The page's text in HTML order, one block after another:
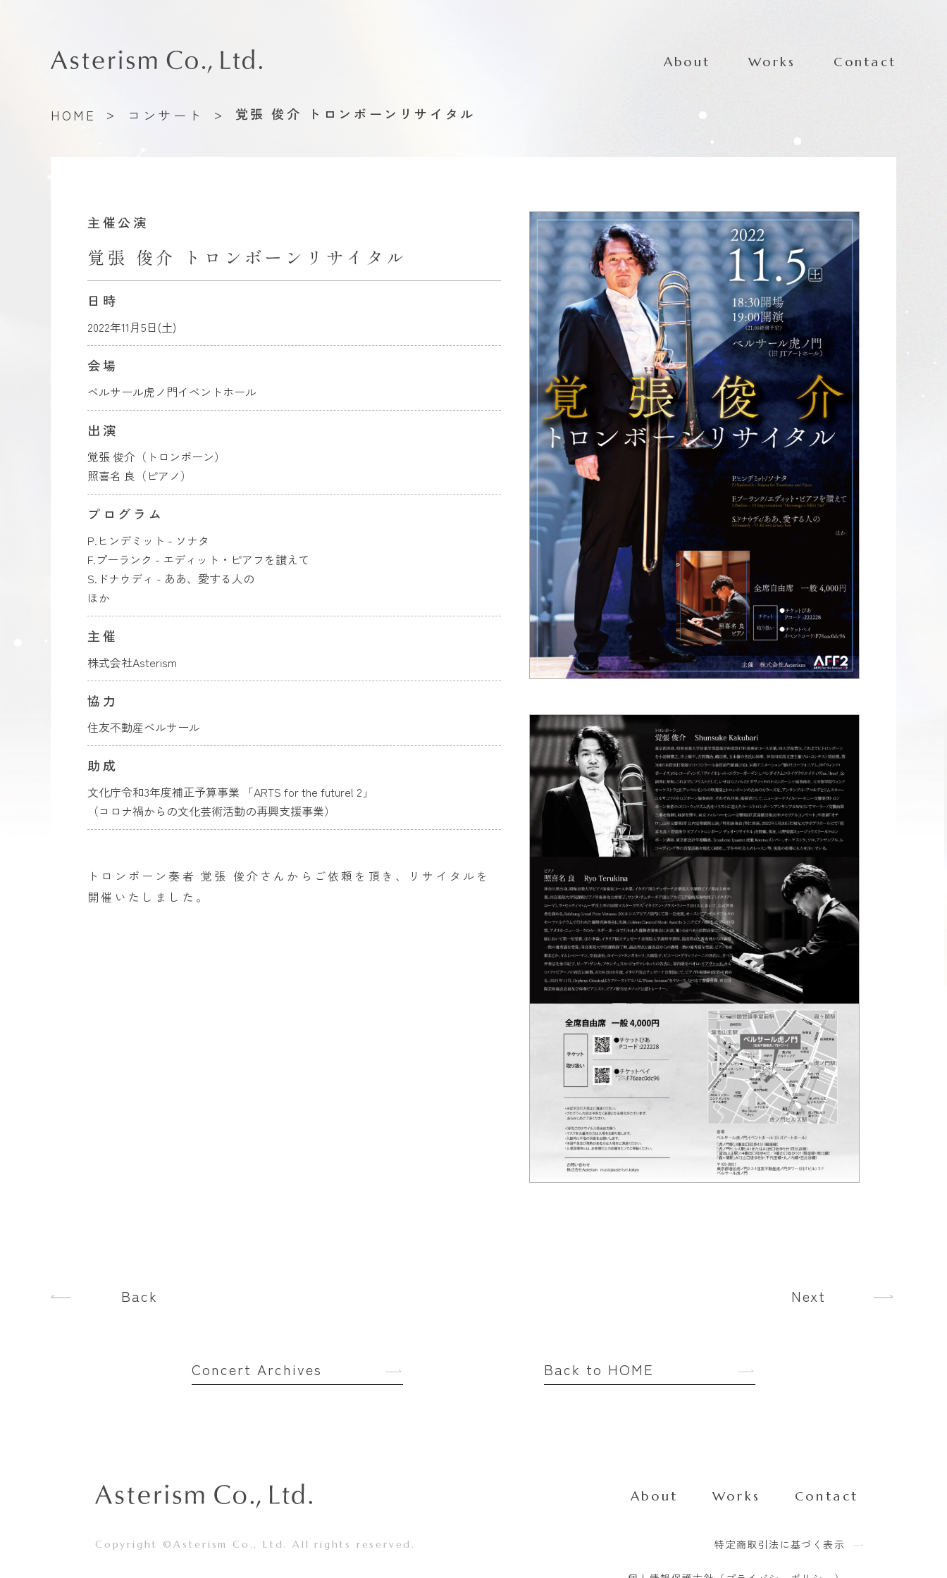
About Works Contact
HOME > コンサート > 覚張 俊介 トロンボーンリサイタル
主催公演
覚張 俊介 トロンボーンリサイタル
日時
2022年11月5日(土)
会場
ベルサール虎ノ門イベントホール
出演
覚張 俊介（トロンボーン）
照喜名 良（ピアノ）
プログラム
P.ヒンデミット - ソナタ
F.プーランク - エディット・ピアフを讃えて
S.ドナウディ - ああ、愛する人の
ほか
主催
株式会社Asterism
協力
住友不動産ベルサール
助成
文化庁令和3年度補正予算事業 「ARTS for the future! 2」
（コロナ禍からの文化芸術活動の再興支援事業）
トロンボーン奏者 覚張 俊介さんからご依頼を頂き、リサイタルを
開催いたしました。
Back Next
Concert Archives Back to HOME
About Works Contact
Copyright ©Asterism Co., Ltd. All rights reserved. 特定商取引法に基づく表示